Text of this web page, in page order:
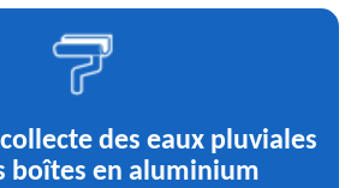
des eaux pluviales
boîtes en aluminium